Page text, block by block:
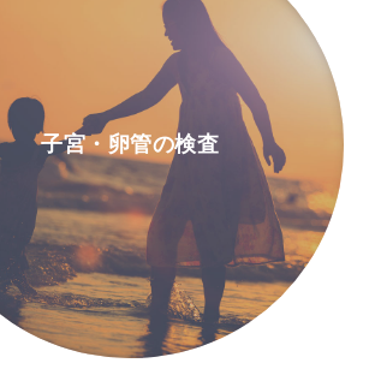
子宮・卵管の検査